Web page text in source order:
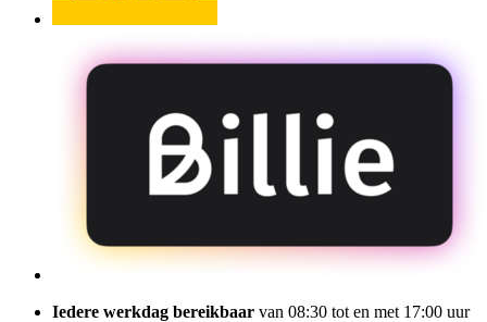
Iedere werkdag bereikbaar van 08:30 tot en met 17:00 uur